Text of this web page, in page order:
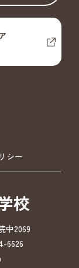
シー
校
中2069
6626